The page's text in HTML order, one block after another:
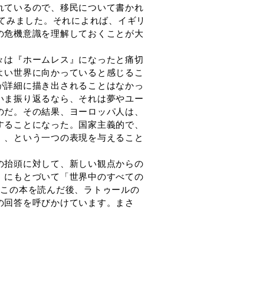
いるので、移民について書かれ
ました。それによれば、イギリ
機意識を理解しておくことが大
『ホームレス』になったと痛切
世界に向かっていると感じるこ
細に描き出されることはなかっ
振り返るなら、それは夢やユー
。その結果、ヨーロッパ人は、
ことになった。国家主義的で、
という一つの表現を与えること
頭に対して、新しい観点からの
もとづいて「世界中のすべての
の本を読んだ後、ラトゥールの
答を呼びかけています。まさ